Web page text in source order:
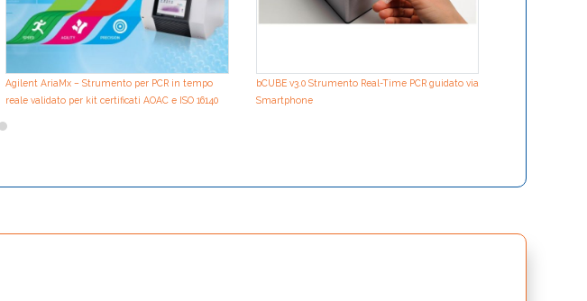
Agilent AriaMx – Strumento per PCR in tempo
reale validato per kit certificati AOAC e ISO 16140
bCUBE v3.0 Strumento Real-Time PCR guidato via
Smartphone